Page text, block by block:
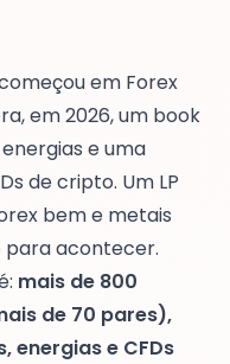
em Forex
em 2026, um book
e uma
de cripto. Um LP
bem e metais
para acontecer.
mais de 800
de 70 pares),
energias e CFDs